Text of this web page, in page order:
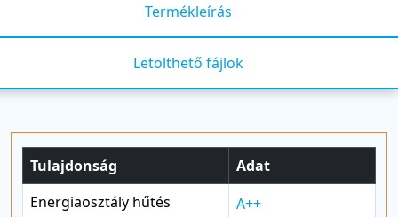
Termékleírás
Letölthető fájlok
Tulajdonság
Adat
Energiaosztály hűtés
A++